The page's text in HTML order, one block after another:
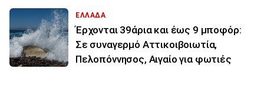
ΕΛΛΑΔΑ
Έρχονται 39άρια και έως 9 μποφόρ:
Σε συναγερμό Αττικοιβοιωτία,
Πελοπόννησος, Αιγαίο για φωτιές